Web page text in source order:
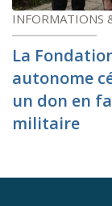
INFORMATIONS
La
autonome
un don en
militaire